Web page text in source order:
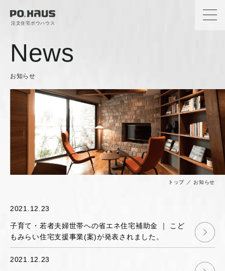
注文住宅ポウハウス
News
お知らせ
トップ ／ お知らせ
2021.12.23
子育て・若者夫婦世帯への省エネ住宅補助金 ｜ こど
もみらい住宅支援事業(案)が発表されました。
2021.12.23